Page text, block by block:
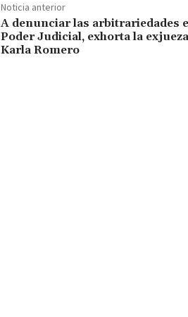
Noticia anterior
A denunciar las arbitrariedades
Poder Judicial, exhorta la exjueza
Karla Romero